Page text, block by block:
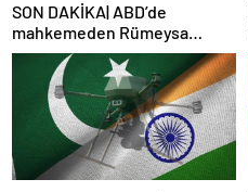
SON DAKİKA| ABD’de
mahkemeden Rümeysa
Öztürk kararı: Serbest
bırakıldı!